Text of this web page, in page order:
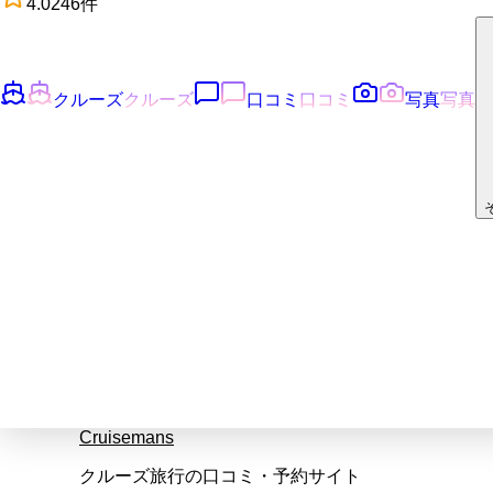
クルーズクルーズ 口コミ 口コミ 写真写真
Cruisemans
クルーズ旅行の口コミ・予約サイト